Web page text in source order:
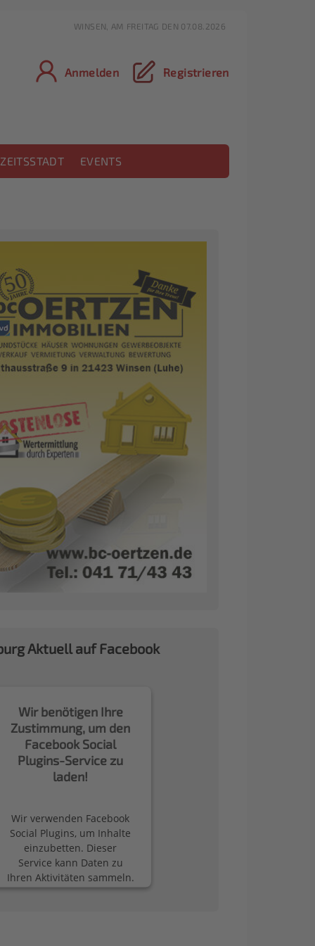
Anmelden Registrieren
EVENTS
WINSEN, AM FREITAG DEN 07.08.2026
Aktuell auf Facebook
Wir benötigen Ihre
Zustimmung, um den
Facebook Social
Plugins-Service zu
laden!
Wir verwenden Facebook
Social Plugins, um Inhalte
einzubetten. Dieser
Service kann Daten zu
Ihren Aktivitäten sammeln.
Bitte lesen Sie die Details